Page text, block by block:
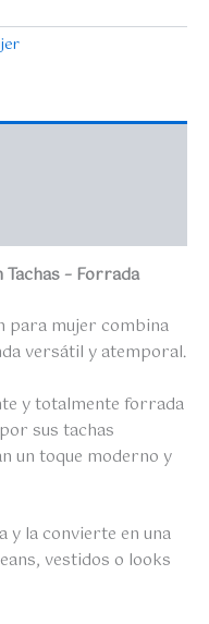
– Forrada
para mujer combina
versátil y atemporal.
y totalmente forrada
sus tachas
un toque moderno y
y la convierte en una
vestidos o looks